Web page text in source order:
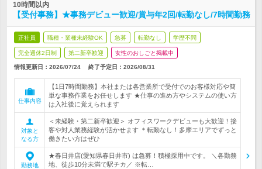
10時間以内
【受付事務】★事務デビュー歓迎/賞与年2回/転勤なし/7時間勤務
正社員 職種・業種未経験OK 急募 転勤なし 学歴不問
完全週休2日制 第二新卒歓迎 女性のおしごと掲載中
情報更新日：2026/07/24 終了予定日： 2026/08/31
仕事内容
【1日7時間勤務】本社または各営業所で受付でのお客様対応や簡
単な事務作業をお任せします ★仕事の進め方やシステムの使い方
は入社後に覚えられます
対象と
なる方
＜未経験・第二新卒歓迎＞ オフィスワークデビューも大歓迎！接
客や対人業務経験が活かせます ＊転勤なし！多摩エリアでずっと
働きたい方はぜひ
勤務地
★春日井店(愛知県春日井市) は急募！積極採用中です。 ＼各勤務
地、徒歩10分未満で駅チカ／ ※転…